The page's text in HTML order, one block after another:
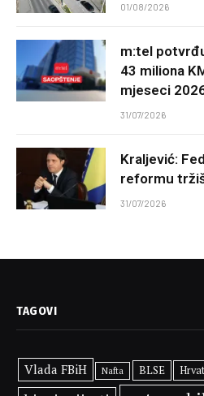
01/08/2026
m:tel
43 miliona
mjeseci
31/07/2026
Kraljević:
reformu
31/07/2026
TAGOVI
Vlada FBiH Nafta BLSE